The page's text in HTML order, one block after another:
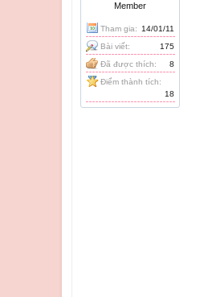
Member
Tham gia:
14/01/11
Bài viết:
175
Đã được thích:
8
Điểm thành tích:
18